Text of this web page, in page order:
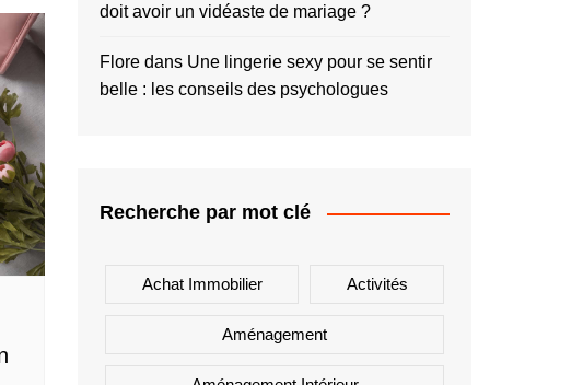
doit avoir un vidéaste de mariage ?
Flore dans Une lingerie sexy pour se sentir
belle : les conseils des psychologues
Recherche par mot clé
Achat Immobilier Activités
Aménagement